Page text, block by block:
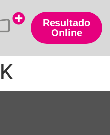
Resultado
Online